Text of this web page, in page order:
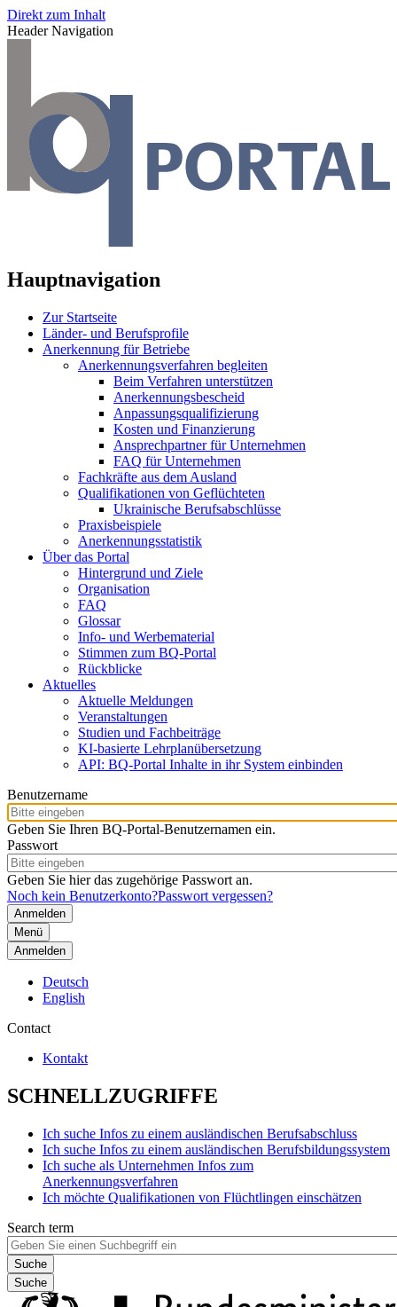
Direkt zum Inhalt
Header Navigation
Hauptnavigation
Zur Startseite
Länder- und Berufsprofile
Anerkennung für Betriebe
Anerkennungsverfahren begleiten
Beim Verfahren unterstützen
Anerkennungsbescheid
Anpassungsqualifizierung
Kosten und Finanzierung
Ansprechpartner für Unternehmen
FAQ für Unternehmen
Fachkräfte aus dem Ausland
Qualifikationen von Geflüchteten
Ukrainische Berufsabschlüsse
Praxisbeispiele
Anerkennungsstatistik
Über das Portal
Hintergrund und Ziele
Organisation
FAQ
Glossar
Info- und Werbematerial
Stimmen zum BQ-Portal
Rückblicke
Aktuelles
Aktuelle Meldungen
Veranstaltungen
Studien und Fachbeiträge
KI-basierte Lehrplanübersetzung
API: BQ-Portal Inhalte in ihr System einbinden
Benutzername
Geben Sie Ihren BQ-Portal-Benutzernamen ein.
Passwort
Geben Sie hier das zugehörige Passwort an.
Noch kein Benutzerkonto?Passwort vergessen?
Menü
Anmelden
Deutsch
English
Contact
Kontakt
SCHNELLZUGRIFFE
Ich suche Infos zu einem ausländischen Berufsabschluss
Ich suche Infos zu einem ausländischen Berufsbildungssystem
Ich suche als Unternehmen Infos zum
Anerkennungsverfahren
Ich möchte Qualifikationen von Flüchtlingen einschätzen
Search term
Suche